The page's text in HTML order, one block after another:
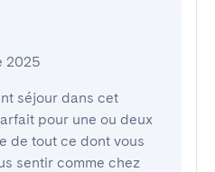
2025
séjour dans cet
pour une ou deux
de tout ce dont vous
sentir comme chez